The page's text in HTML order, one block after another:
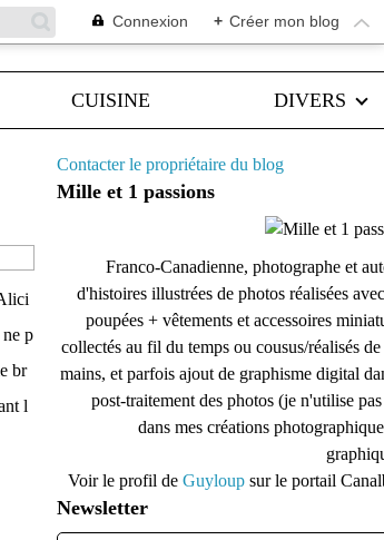
Connexion + Créer mon blog
CUISINE DIVERS
p
br
l
Contacter le propriétaire du blog
Mille et 1 passions
Franco-Canadienne, photographe et
d'histoires illustrées de photos réalisées
poupées + vêtements et accessoires
collectés au fil du temps ou cousus/réalisés de
mains, et parfois ajout de graphisme digital
post-traitement des photos (je n'utilise
dans mes créations
Voir le profil de Guyloup sur le portail
Newsletter